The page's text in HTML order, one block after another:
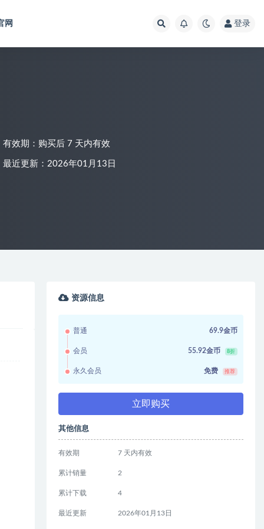
网 登录
有效期：购买后 7 天内有效
最近更新：2026年01月13日
资源信息
普通 69.9金币
会员 55.92金币 8折
永久会员 免费 推荐
立即购买
其他信息
有效期 7 天内有效
累计销量 2
累计下载 4
最近更新 2026年01月13日